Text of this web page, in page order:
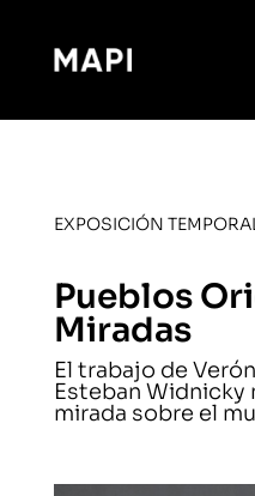
EXPOSICIÓN
Pueblos
Miradas
El trabajo de
Esteban Widnicky
mirada sobre el